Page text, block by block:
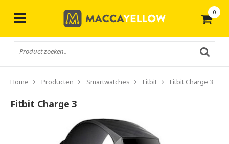
0
Home Producten Smartwatches Fitbit Fitbit Charge 3
Fitbit Charge 3